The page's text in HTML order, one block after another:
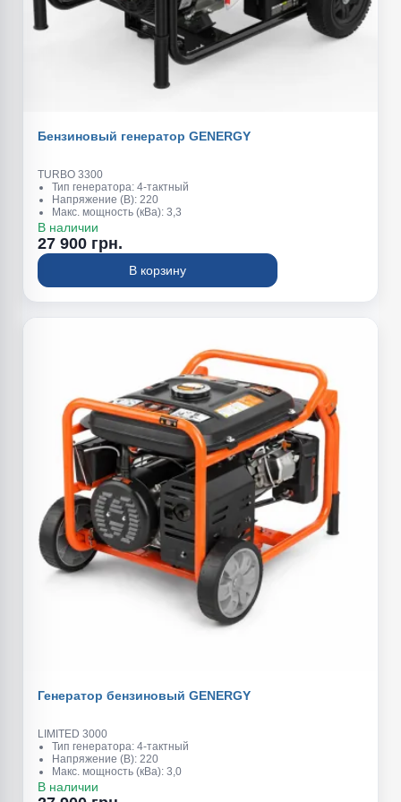
Бензиновый генератор GENERGY
TURBO 3300
Тип генератора: 4-тактный
Напряжение (В): 220
Макс. мощность (кВа): 3,3
Обьем топливного бака (л): 15
Вес (кг): 53
В наличии
27 900 грн.
В корзину
Генератор бензиновый GENERGY
LIMITED 3000
Тип генератора: 4-тактный
Напряжение (В): 220
Макс. мощность (кВа): 3,0
Обьем топливного бака (л): 9
Обьем масляного картера (л): 0,6
В наличии